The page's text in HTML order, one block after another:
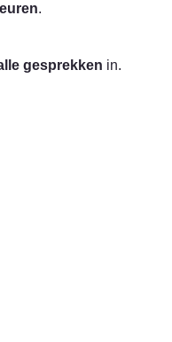
.
gesprekken in.